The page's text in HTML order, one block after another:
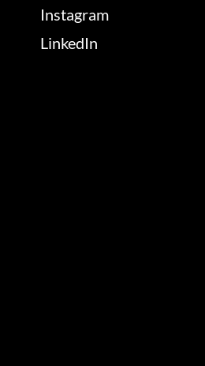
Instagram
LinkedIn